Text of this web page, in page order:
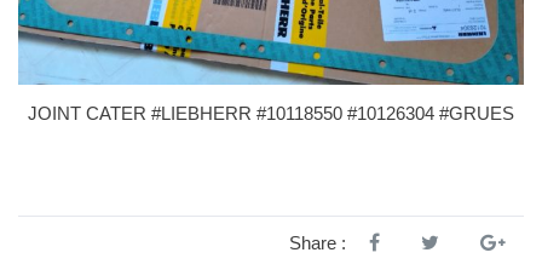
JOINT CATER #LIEBHERR #10118550 #10126304 #GRUES
Share :